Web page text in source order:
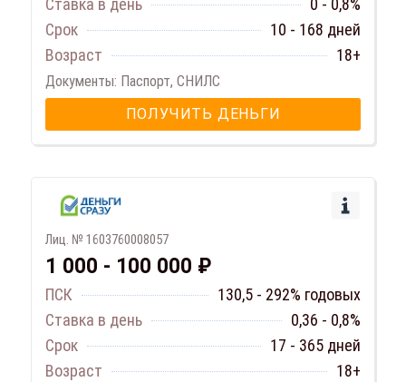
Ставка в день
0 - 0,8%
Срок
10 - 168 дней
Возраст
18+
Документы: Паспорт, СНИЛС
ПОЛУЧИТЬ ДЕНЬГИ
Лиц. № 1603760008057
1 000 - 100 000 ₽
ПСК
130,5 - 292% годовых
Ставка в день
0,36 - 0,8%
Срок
17 - 365 дней
Возраст
18+